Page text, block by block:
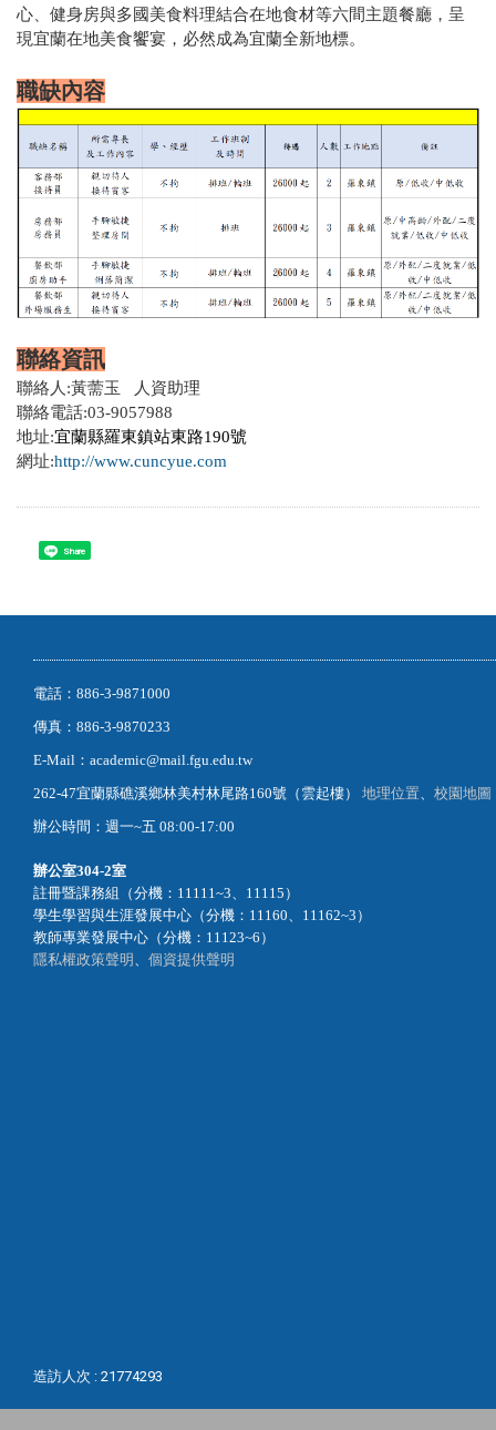
心、健身房與多國美食料理結合在地食材等六間主題餐廳，呈
現宜蘭在地美食饗宴，必然成為宜蘭全新地標。
職缺內容
聯絡資訊
聯絡人:黃薷玉 人資助理
聯絡電話:03-9057988
地址:宜蘭縣羅東鎮站東路190號
網址:http://www.cuncyue.com
Share
電話：886-3-9871000
傳真：886-3-9870233
E-Mail：academic@mail.fgu.edu.tw
262-47宜蘭縣礁溪鄉林美村林尾路160號（雲起樓） 地理位置
校園地圖
辦公時間：週一~五 08:00-17:00
辦公室304-2室
註冊暨課務組（分機：11111~3、11115）
學生學習與生涯發展中心（分機：11160、11162~3）
教師專業發展中心（分機：11123~6）
隱私權政策聲明
個資提供聲明
造訪人次 : 21774293